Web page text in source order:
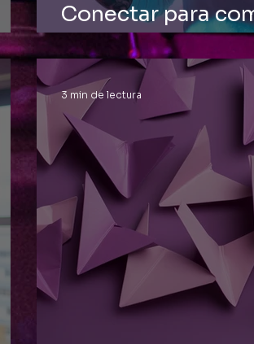
Conectar para
Comunicar para
3 min de lectura